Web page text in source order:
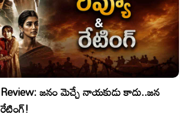
జనం మెచ్చే నాయకుడు కాదు..జన